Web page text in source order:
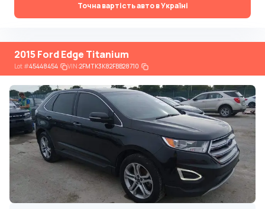
Точна вартість авто в Україні
2015 Ford Edge Titanium
Lot#45448454 VIN:2FMTK3K82FBB28710